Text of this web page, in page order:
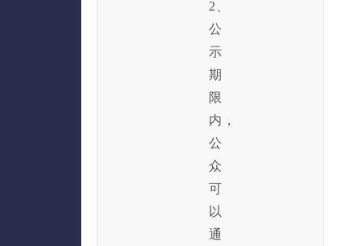
2、
公
示
期
限
内，
公
众
可
以
通